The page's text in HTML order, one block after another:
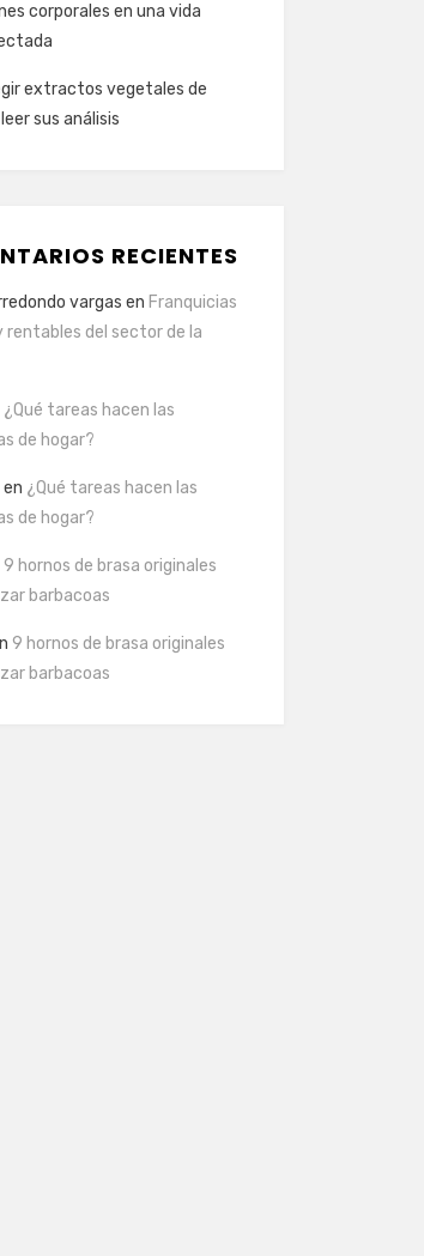
corporales en una vida
extractos vegetales de
sus análisis
RECIENTES
vargas en Franquicias
rentables del sector de la
¿Qué tareas hacen las
de hogar?
en ¿Qué tareas hacen las
de hogar?
9 hornos de brasa originales
barbacoas
9 hornos de brasa originales
barbacoas